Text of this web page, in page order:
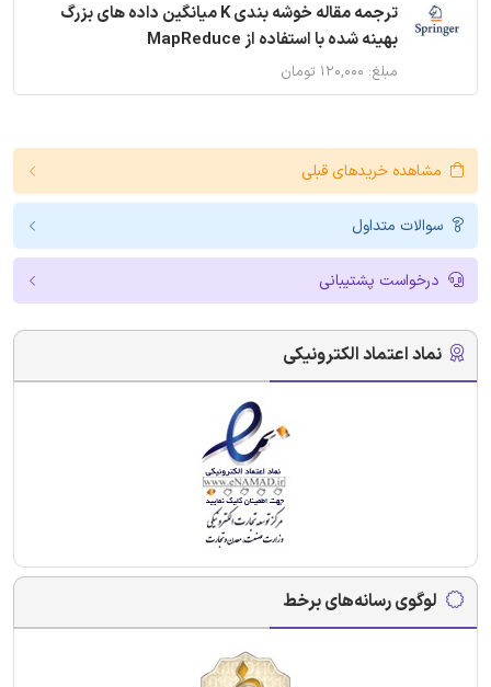
ترجمه مقاله خوشه بندی K میانگین داده های بزرگ
بهینه شده با استفاده از MapReduce
مبلغ: ۱۲۰,۰۰۰ تومان
مشاهده خریدهای قبلی
سوالات متداول
درخواست پشتیبانی
نماد اعتماد الکترونیکی
لوگوی رسانه‌های برخط